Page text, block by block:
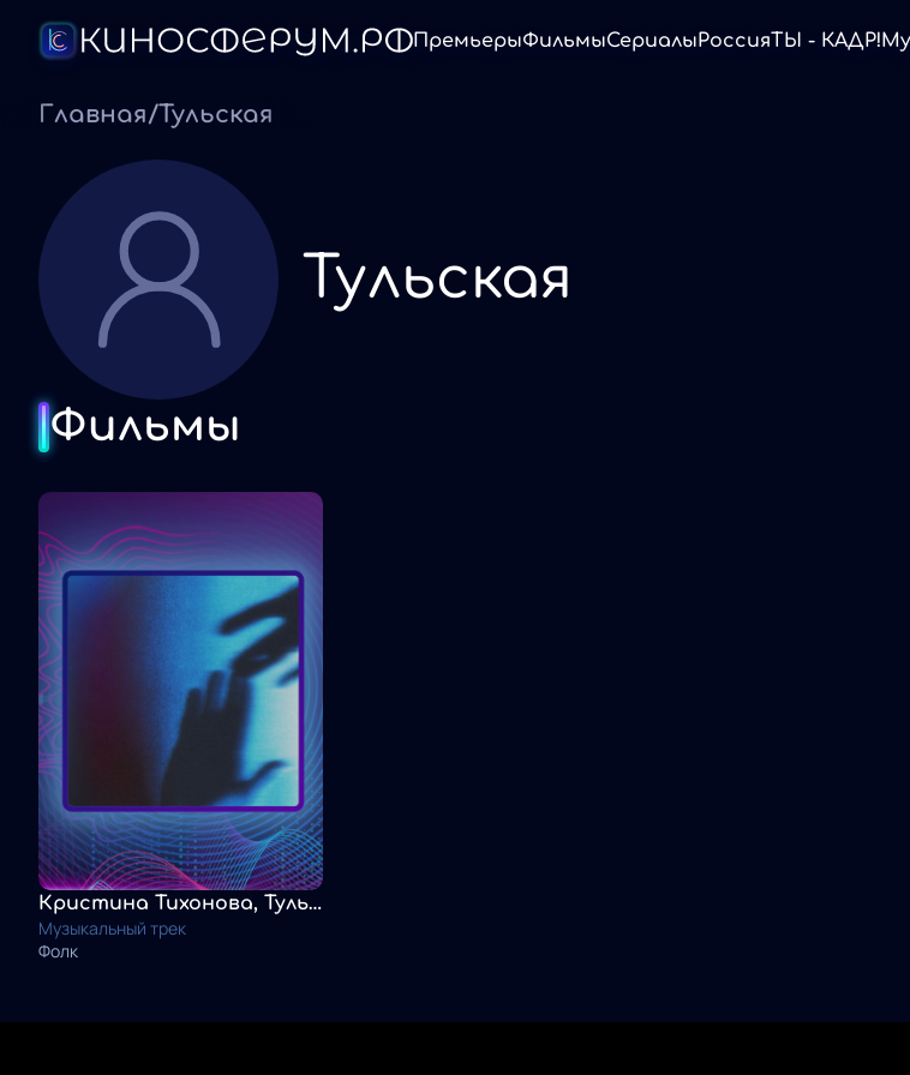
ПремьерыФильмыСериалыРоссияТЫ - КАДР!
Главная/Тульская
Тульская
Фильмы
Кристина Тихонова, Тульская, ЭТО ЭТНО. Не моя воля
Музыкальный трек
Фолк